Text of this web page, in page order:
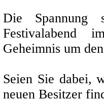
Die
Festivalabend
Geheimnis um
Seien Sie dabei,
neuen Besitzer